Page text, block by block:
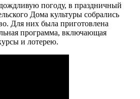
погоду, в праздничный
Дома культуры собрались
Для них была приготовлена
программа, включающая
и лотерею.